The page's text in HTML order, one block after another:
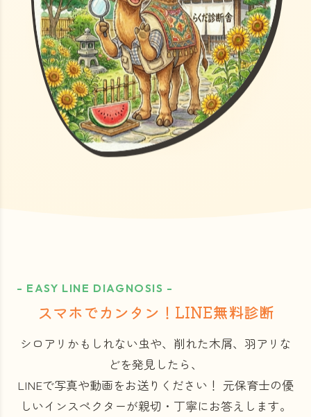
- EASY LINE DIAGNOSIS -
スマホでカンタン！LINE無料診断
シロアリかもしれない虫や、削れた木屑、羽アリな
どを発見したら、
LINEで写真や動画をお送りください！ 元保育士の優
しいインスペクターが親切・丁寧にお答えします。